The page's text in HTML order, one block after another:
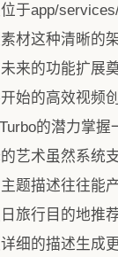
于app/
材这种清晰的
来的功能扩展
始的高效视频
的潜力掌握
艺术虽然系统
题描述往往能
旅行目的地推
细的描述生成